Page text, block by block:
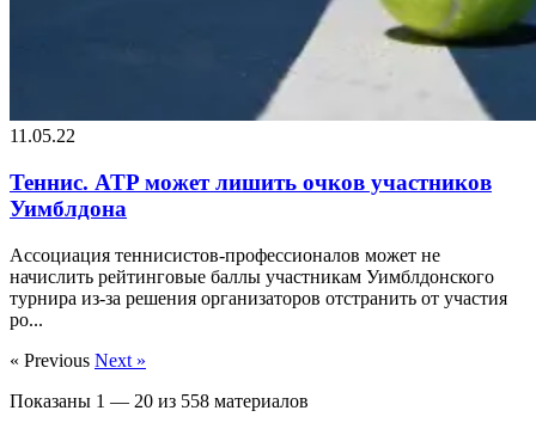
11.05.22
Теннис. ATP может лишить очков участников
Уимблдона
Ассоциация теннисистов-профессионалов может не
начислить рейтинговые баллы участникам Уимблдонского
турнира из-за решения организаторов отстранить от участия
ро...
« Previous Next »
Показаны 1 — 20 из 558 материалов